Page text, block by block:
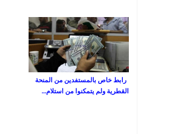
رابط خاص بالمستفدين من المنحة
القطرية ولم يتمكنوا من استلام...